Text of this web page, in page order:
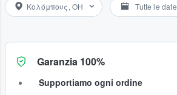
Κολόμπους, OH Tutte le date
Garanzia 100%
Supportiamo ogni ordine